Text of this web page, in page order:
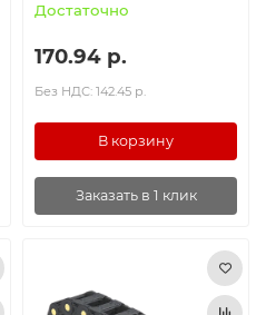
Достаточно
170.94 р.
Без НДС: 142.45 р.
В корзину
Заказать в 1 клик